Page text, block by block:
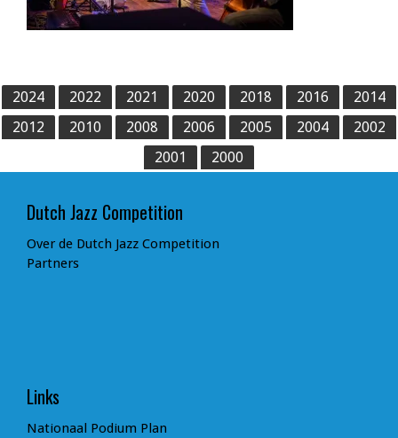
2024 2022 2021 2020 2018 2016
2014
2012
2010 2008 2006 2005 2004
2002
2001
2000
Dutch Jazz Competition
Over de Dutch Jazz Competition
Partners
Links
Nationaal Podium Plan